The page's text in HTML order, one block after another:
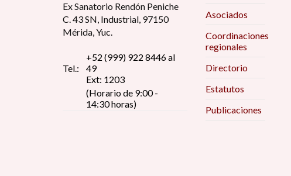
Ex Sanatorio Rendón Peniche
C. 43 SN, Industrial, 97150
Mérida, Yuc.
Tel.:
+52 (999) 922 8446 al
49
Ext: 1203
(Horario de 9:00 -
14:30 horas)
Asociados
Coordinaciones
regionales
Directorio
Estatutos
Publicaciones